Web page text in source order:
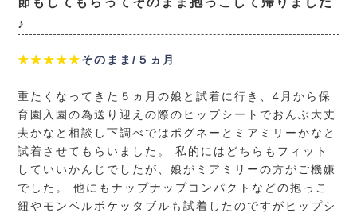
♪
★★★★★そのまま/５ヵ月
重たくなってきた５ヵ月の娘と試着に行き、4月から保
育園入園の為送り迎えの際のヒップシートでおんぶ大丈
夫かなと相談し下調べではポグネーとミアミリーかなと
試着させてもらいました。 私的にはどちらもフィット
していいかんじでしたが、娘がミアミリーの方がご機嫌
でした。 他にもナップナップコンパクトなどの抱っこ
紐やモンベルポケッタブルも試着したのですがヒップシ